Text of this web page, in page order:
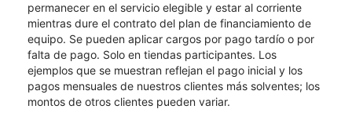
permanecer en el servicio elegible y estar al corriente
mientras dure el contrato del plan de financiamiento de
equipo. Se pueden aplicar cargos por pago tardío o por
falta de pago. Solo en tiendas participantes. Los
ejemplos que se muestran reflejan el pago inicial y los
pagos mensuales de nuestros clientes más solventes; los
montos de otros clientes pueden variar.